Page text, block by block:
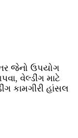
જેનો ઉપયોગ
વેલ્ડીંગ માટે
કામગીરી હાંસલ